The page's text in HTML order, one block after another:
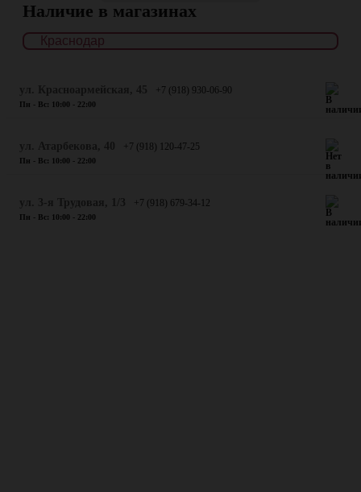
Наличие в магазинах
+7 (918) 930-06-90
Пн - Вс: 10:00 - 22:00
+7 (918) 120-47-25
Пн - Вс: 10:00 - 22:00
+7 (918) 679-34-12
Пн - Вс: 10:00 - 22:00